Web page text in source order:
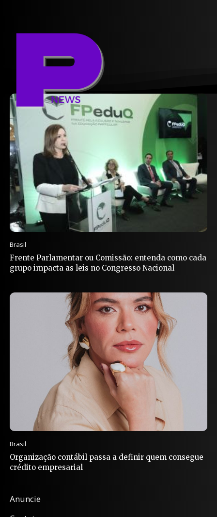
Brasil
Frente Parlamentar ou Comissão: entenda como cada
grupo impacta as leis no Congresso Nacional
Brasil
Organização contábil passa a definir quem consegue
crédito empresarial
Anuncie